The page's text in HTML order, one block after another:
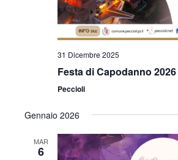
31 Dicembre 2025
Festa di Capodanno 2026
Peccioli
Gennaio 2026
MAR
6